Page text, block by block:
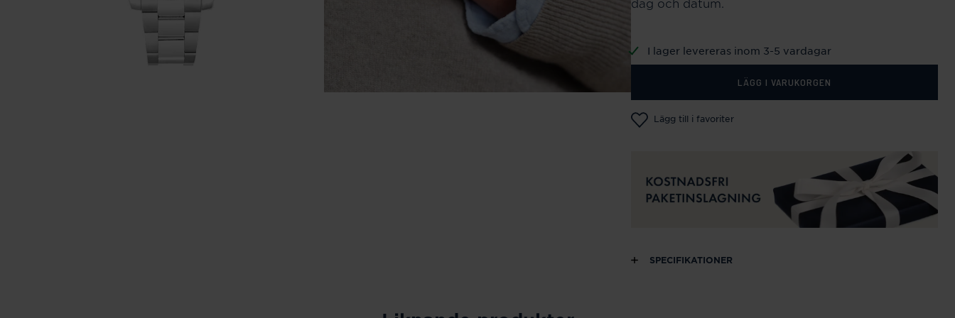
dag och datum.
I lager levereras inom 3-5 vardagar
LÄGG I VARUKORGEN
Lägg till i favoriter
SPECIFIKATIONER